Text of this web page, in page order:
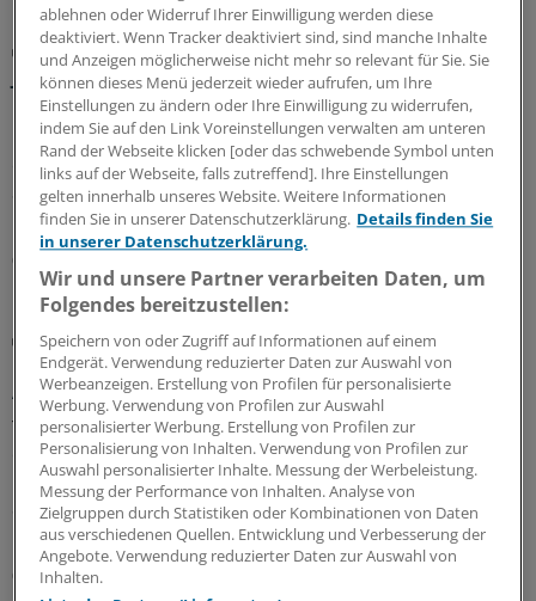
Oft spät diagnostiziert und verzögert behandelt
Juvenile idiopathische Arthritis: Bereits Babys
können Rheuma bekommen
Es geschieht äußerst selten, trotzdem können sich
entzündlich-rheumatische Erkrankungen auch bei
Säuglingen manifestieren. Dabei ist besonders an
monogenetische Krankheitsbilder zu denken.
07.08.2026
Mögliche frühe Manifestation
Erst das trockene Auge – dann die
Autoimmunerkrankung?
Trockene Augen können ein Hinweis auf eine
entstehende Autoimmunerkrankung sein – etwa
rheumatoide Arthritis oder Sjögren-Syndrom. In einer
Studie aus Taiwan gingen die Augenbeschwerden der
Diagnose im Schnitt drei Jahre voraus.
06.08.2026
ablehnen oder Widerruf Ihrer Einwilligung werden diese
deaktiviert. Wenn Tracker deaktiviert sind, sind manche Inhalte
und Anzeigen möglicherweise nicht mehr so relevant für Sie. Sie
können dieses Menü jederzeit wieder aufrufen, um Ihre
Einstellungen zu ändern oder Ihre Einwilligung zu widerrufen,
indem Sie auf den Link Voreinstellungen verwalten am unteren
Rand der Webseite klicken [oder das schwebende Symbol unten
links auf der Webseite, falls zutreffend]. Ihre Einstellungen
gelten innerhalb unseres Website. Weitere Informationen
finden Sie in unserer Datenschutzerklärung. Details finden Sie
in unserer Datenschutzerklärung.
Wir und unsere Partner verarbeiten Daten, um
Folgendes bereitzustellen:
Speichern von oder Zugriff auf Informationen auf einem
Endgerät. Verwendung reduzierter Daten zur Auswahl von
Werbeanzeigen. Erstellung von Profilen für personalisierte
Werbung. Verwendung von Profilen zur Auswahl
personalisierter Werbung. Erstellung von Profilen zur
Personalisierung von Inhalten. Verwendung von Profilen zur
Auswahl personalisierter Inhalte. Messung der Werbeleistung.
Messung der Performance von Inhalten. Analyse von
Zielgruppen durch Statistiken oder Kombinationen von Daten
aus verschiedenen Quellen. Entwicklung und Verbesserung der
Angebote. Verwendung reduzierter Daten zur Auswahl von
Inhalten.